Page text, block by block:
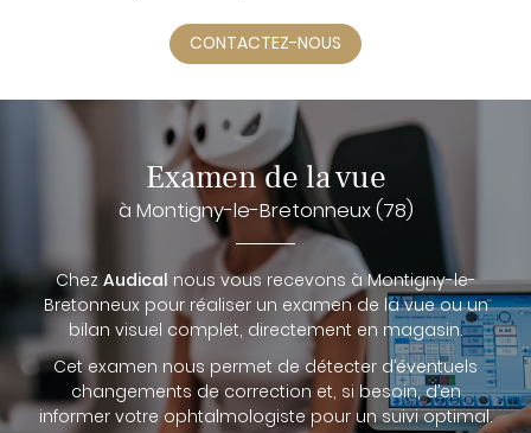
CONTACTEZ-NOUS
Examen de la vue
à Montigny-le-Bretonneux (78)
Chez Audical nous vous recevons à Montigny-le-
Bretonneux pour réaliser un examen de la vue ou un
bilan visuel complet, directement en magasin.
Cet examen nous permet de détecter d’éventuels
changements de correction et, si besoin, d’en
informer votre ophtalmologiste pour un suivi optimal.